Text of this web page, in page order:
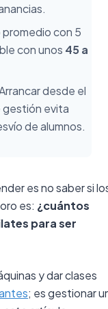
con 5
con unos 45 a
desde el
gestión evita
de alumnos.
es no saber si
es: ¿cuántos
para ser
y dar clases
; es gestionar